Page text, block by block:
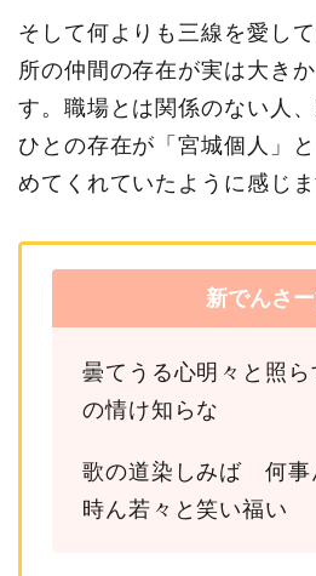
そして何よりも三線を愛し
所の仲間の存在が実は大き
す。職場とは関係のない人
ひとの存在が「宮城個人」
めてくれていたように感じま
新でんさ
曇てうる心明々と照
の情け知らな
歌の道染しみば 何
時ん若々と笑い福い